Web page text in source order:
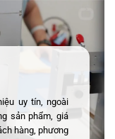
uy tín, ngoài
sản phẩm, giá
hàng, phương